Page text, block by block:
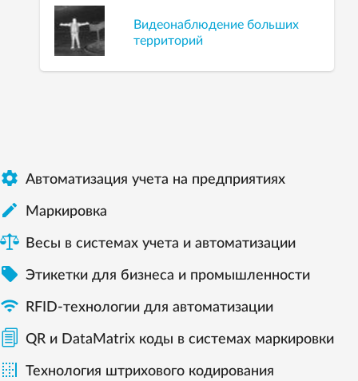
Видеонаблюдение больших
территорий
 Автоматизация учета на предприятиях
 Маркировка
Весы в системах учета и автоматизации
 Этикетки для бизнеса и промышленности
 RFID-технологии для автоматизации
QR и DataMatrix коды в системах маркировки
 Технология штрихового кодирования